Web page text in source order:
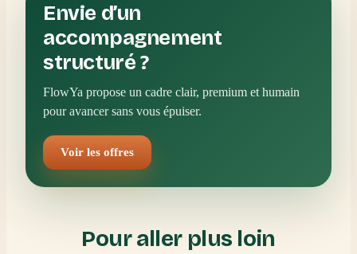
Envie d’un
accompagnement
structuré ?
FlowYa propose un cadre clair, premium et humain
pour avancer sans vous épuiser.
Voir les offres
Pour aller plus loin